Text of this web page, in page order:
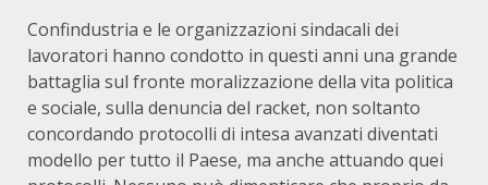
Confindustria e le organizzazioni sindacali dei
lavoratori hanno condotto in questi anni una grande
battaglia sul fronte moralizzazione della vita politica
e sociale, sulla denuncia del racket, non soltanto
concordando protocolli di intesa avanzati diventati
modello per tutto il Paese, ma anche attuando quei